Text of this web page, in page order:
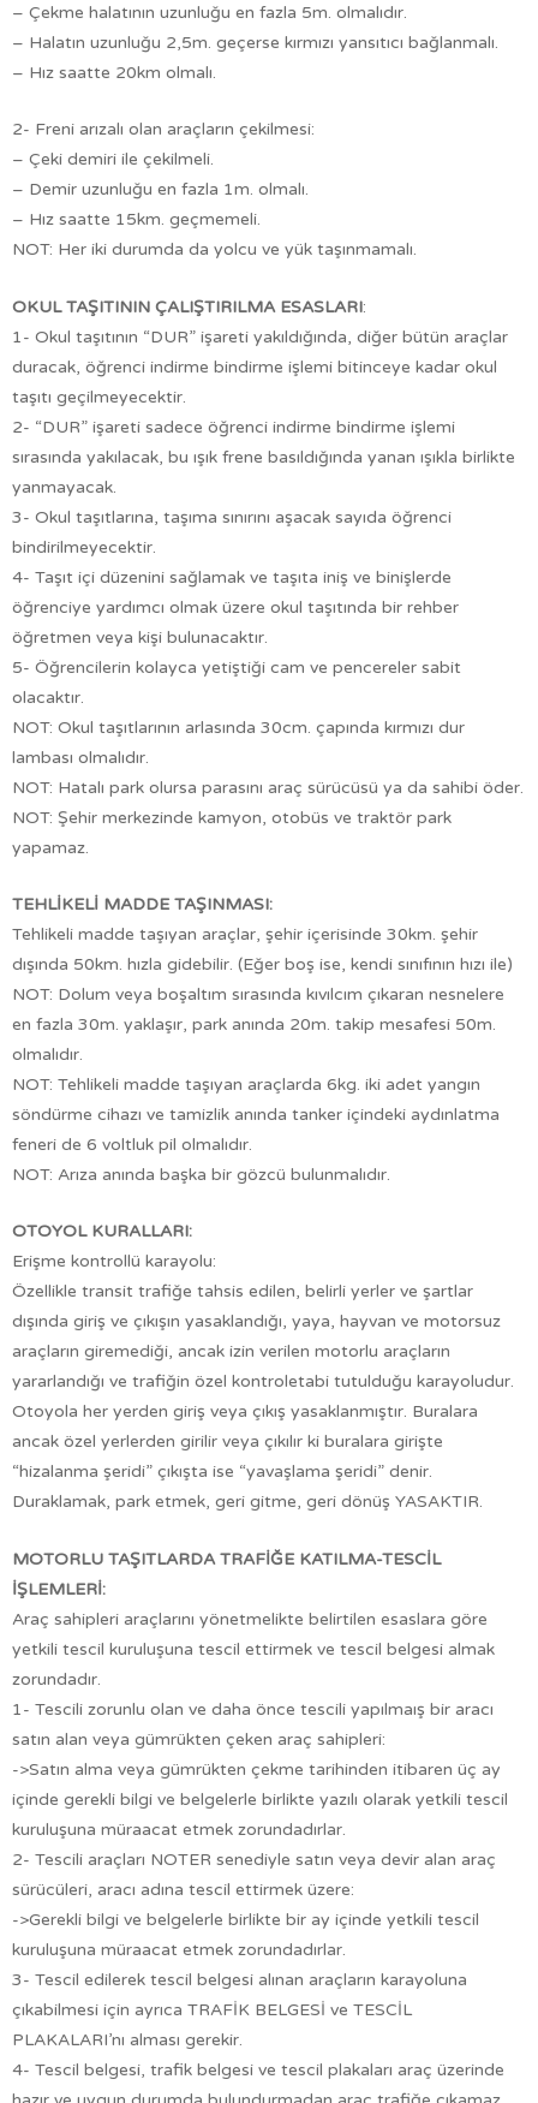
– Çekme halatının uzunluğu en fazla 5m. olmalıdır.
– Halatın uzunluğu 2,5m. geçerse kırmızı yansıtıcı bağlanmalı.
– Hız saatte 20km olmalı.
2- Freni arızalı olan araçların çekilmesi:
– Çeki demiri ile çekilmeli.
– Demir uzunluğu en fazla 1m. olmalı.
– Hız saatte 15km. geçmemeli.
NOT: Her iki durumda da yolcu ve yük taşınmamalı.
OKUL TAŞITININ ÇALIŞTIRILMA ESASLARI:
1- Okul taşıtının “DUR” işareti yakıldığında, diğer bütün araçlar
duracak, öğrenci indirme bindirme işlemi bitinceye kadar okul
taşıtı geçilmeyecektir.
2- “DUR” işareti sadece öğrenci indirme bindirme işlemi
sırasında yakılacak, bu ışık frene basıldığında yanan ışıkla birlikte
yanmayacak.
3- Okul taşıtlarına, taşıma sınırını aşacak sayıda öğrenci
bindirilmeyecektir.
4- Taşıt içi düzenini sağlamak ve taşıta iniş ve binişlerde
öğrenciye yardımcı olmak üzere okul taşıtında bir rehber
öğretmen veya kişi bulunacaktır.
5- Öğrencilerin kolayca yetiştiği cam ve pencereler sabit
olacaktır.
NOT: Okul taşıtlarının arlasında 30cm. çapında kırmızı dur
lambası olmalıdır.
NOT: Hatalı park olursa parasını araç sürücüsü ya da sahibi öder.
NOT: Şehir merkezinde kamyon, otobüs ve traktör park
yapamaz.
TEHLİKELİ MADDE TAŞINMASI:
Tehlikeli madde taşıyan araçlar, şehir içerisinde 30km. şehir
dışında 50km. hızla gidebilir. (Eğer boş ise, kendi sınıfının hızı ile)
NOT: Dolum veya boşaltım sırasında kıvılcım çıkaran nesnelere
en fazla 30m. yaklaşır, park anında 20m. takip mesafesi 50m.
olmalıdır.
NOT: Tehlikeli madde taşıyan araçlarda 6kg. iki adet yangın
söndürme cihazı ve tamizlik anında tanker içindeki aydınlatma
feneri de 6 voltluk pil olmalıdır.
NOT: Arıza anında başka bir gözcü bulunmalıdır.
OTOYOL KURALLARI:
Erişme kontrollü karayolu:
Özellikle transit trafiğe tahsis edilen, belirli yerler ve şartlar
dışında giriş ve çıkışın yasaklandığı, yaya, hayvan ve motorsuz
araçların giremediği, ancak izin verilen motorlu araçların
yararlandığı ve trafiğin özel kontroletabi tutulduğu karayoludur.
Otoyola her yerden giriş veya çıkış yasaklanmıştır. Buralara
ancak özel yerlerden girilir veya çıkılır ki buralara girişte
“hizalanma şeridi” çıkışta ise “yavaşlama şeridi” denir.
Duraklamak, park etmek, geri gitme, geri dönüş YASAKTIR.
MOTORLU TAŞITLARDA TRAFİĞE KATILMA-TESCİL
İŞLEMLERİ:
Araç sahipleri araçlarını yönetmelikte belirtilen esaslara göre
yetkili tescil kuruluşuna tescil ettirmek ve tescil belgesi almak
zorundadır.
1- Tescili zorunlu olan ve daha önce tescili yapılmaış bir aracı
satın alan veya gümrükten çeken araç sahipleri:
->Satın alma veya gümrükten çekme tarihinden itibaren üç ay
içinde gerekli bilgi ve belgelerle birlikte yazılı olarak yetkili tescil
kuruluşuna müraacat etmek zorundadırlar.
2- Tescili araçları NOTER senediyle satın veya devir alan araç
sürücüleri, aracı adına tescil ettirmek üzere:
->Gerekli bilgi ve belgelerle birlikte bir ay içinde yetkili tescil
kuruluşuna müraacat etmek zorundadırlar.
3- Tescil edilerek tescil belgesi alınan araçların karayoluna
çıkabilmesi için ayrıca TRAFİK BELGESİ ve TESCİL
PLAKALARI’nı alması gerekir.
4- Tescil belgesi, trafik belgesi ve tescil plakaları araç üzerinde